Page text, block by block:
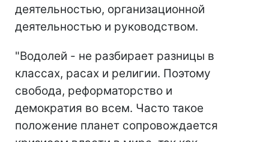
деятельностью, организационной
деятельностью и руководством.
"Водолей - не разбирает разницы в
классах, расах и религии. Поэтому
свобода, реформаторство и
демократия во всем. Часто такое
положение планет сопровождается